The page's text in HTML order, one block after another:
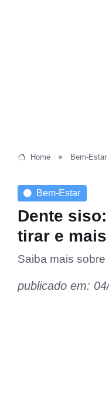
Home Bem-Estar
Bem-Estar
Dente
tirar e mais
Saiba mais
publicado em: